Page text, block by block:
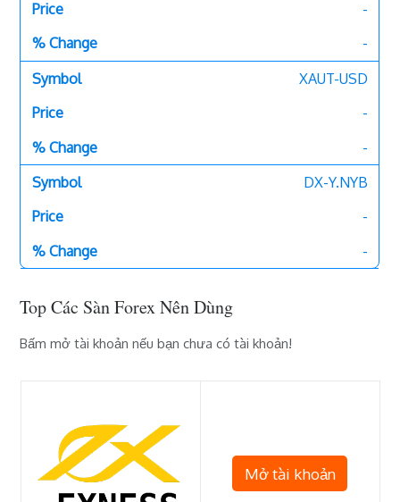
-
-
XAUT-USD
-
-
DX-Y.NYB
-
-
Top Các Sàn Forex Nên Dùng
Bấm mở tài khoản nếu bạn chưa có tài khoản!
Mở tài khoản